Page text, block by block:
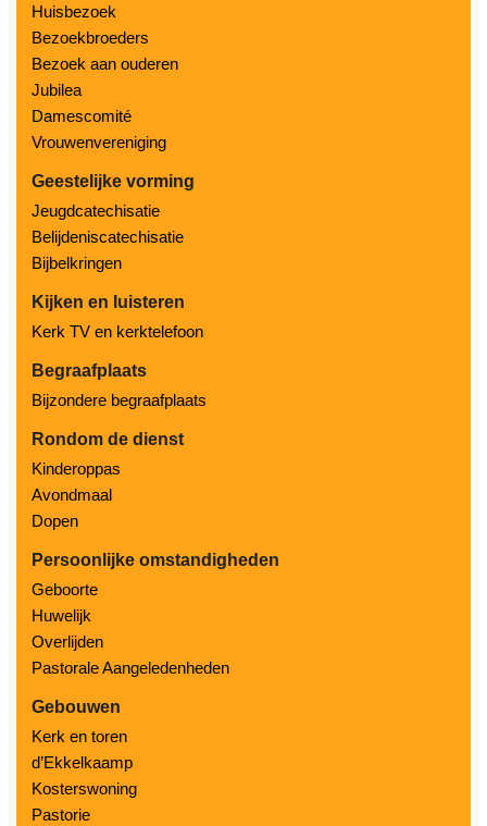
Huisbezoek
Bezoekbroeders
Bezoek aan ouderen
Jubilea
Damescomité
Vrouwenvereniging
Geestelijke vorming
Jeugdcatechisatie
Belijdeniscatechisatie
Bijbelkringen
Kijken en luisteren
Kerk TV en kerktelefoon
Begraafplaats
Bijzondere begraafplaats
Rondom de dienst
Kinderoppas
Avondmaal
Dopen
Persoonlijke omstandigheden
Geboorte
Huwelijk
Overlijden
Pastorale Aangeledenheden
Gebouwen
Kerk en toren
d’Ekkelkaamp
Kosterswoning
Pastorie